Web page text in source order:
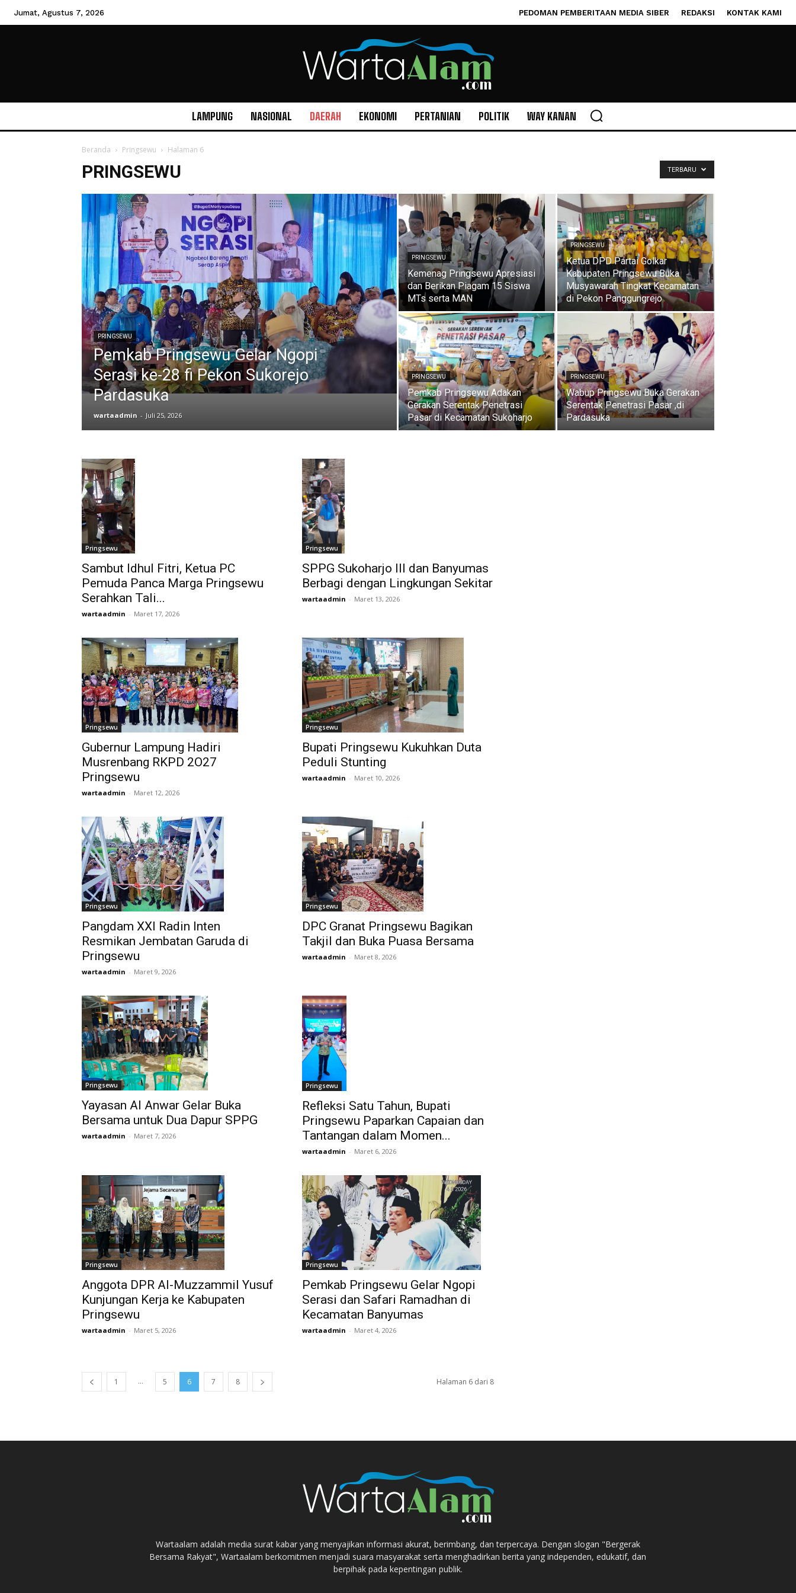
Jumat, Agustus 7, 2026 PEDOMAN PEMBERITAAN MEDIA SIBER REDAKSI KONTAK KAMI
LAMPUNG NASIONAL DAERAH EKONOMI PERTANIAN POLITIK WAY KANAN
Beranda Pringsewu Halaman 6
PRINGSEWU TERBARU
PRINGSEWU
Pemkab Pringsewu Gelar Ngopi
Serasi ke-28 fi Pekon Sukorejo
Pardasuka
wartaadmin - Juli 25, 2026
PRINGSEWU
Kemenag Pringsewu Apresiasi
dan Berikan Piagam 15 Siswa
MTs serta MAN
PRINGSEWU
Ketua DPD Partai Golkar
Kabupaten Pringsewu Buka
Musyawarah Tingkat Kecamatan
di Pekon Panggungrejo
PRINGSEWU
Pemkab Pringsewu Adakan
Gerakan Serentak Penetrasi
Pasar di Kecamatan Sukoharjo
PRINGSEWU
Wabup Pringsewu Buka Gerakan
Serentak Penetrasi Pasar ,di
Pardasuka
Pringsewu
Sambut Idhul Fitri, Ketua PC
Pemuda Panca Marga Pringsewu
Serahkan Tali...
wartaadmin - Maret 17, 2026
Pringsewu
SPPG Sukoharjo III dan Banyumas
Berbagi dengan Lingkungan Sekitar
wartaadmin - Maret 13, 2026
Pringsewu
Gubernur Lampung Hadiri
Musrenbang RKPD 2O27
Pringsewu
wartaadmin - Maret 12, 2026
Pringsewu
Bupati Pringsewu Kukuhkan Duta
Peduli Stunting
wartaadmin - Maret 10, 2026
Pringsewu
Pangdam XXI Radin Inten
Resmikan Jembatan Garuda di
Pringsewu
wartaadmin - Maret 9, 2026
Pringsewu
DPC Granat Pringsewu Bagikan
Takjil dan Buka Puasa Bersama
wartaadmin - Maret 8, 2026
Pringsewu
Yayasan Al Anwar Gelar Buka
Bersama untuk Dua Dapur SPPG
wartaadmin - Maret 7, 2026
Pringsewu
Refleksi Satu Tahun, Bupati
Pringsewu Paparkan Capaian dan
Tantangan dalam Momen...
wartaadmin - Maret 6, 2026
Pringsewu
Anggota DPR Al-Muzzammil Yusuf
Kunjungan Kerja ke Kabupaten
Pringsewu
wartaadmin - Maret 5, 2026
Pringsewu
Pemkab Pringsewu Gelar Ngopi
Serasi dan Safari Ramadhan di
Kecamatan Banyumas
wartaadmin - Maret 4, 2026
1 ... 5 6 7 8 Halaman 6 dari 8
Wartaalam adalah media surat kabar yang menyajikan informasi akurat, berimbang, dan terpercaya. Dengan slogan "Bergerak
Bersama Rakyat", Wartaalam berkomitmen menjadi suara masyarakat serta menghadirkan berita yang independen, edukatif, dan
berpihak pada kepentingan publik.